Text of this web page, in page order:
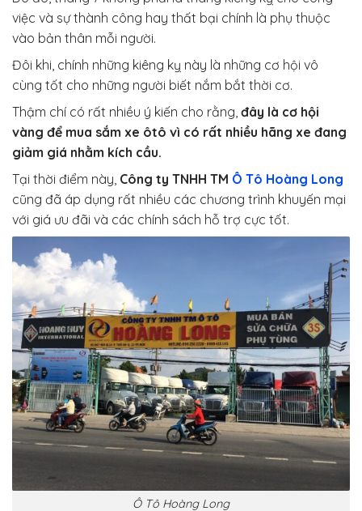
việc và sự thành công hay thất bại chính là phụ thuộc
vào bản thân mỗi người.
Đôi khi, chính những kiêng kỵ này là những cơ hội vô
cùng tốt cho những người biết nắm bắt thời cơ.
Thậm chí có rất nhiều ý kiến cho rằng, đây là cơ hội
vàng để mua sắm xe ôtô vì có rất nhiều hãng xe đang
giảm giá nhằm kích cầu.
Tại thời điểm này, Công ty TNHH TM Ô Tô Hoàng Long
cũng đã áp dụng rất nhiều các chương trình khuyến mại
với giá ưu đãi và các chính sách hỗ trợ cực tốt.
Ô Tô Hoàng Long